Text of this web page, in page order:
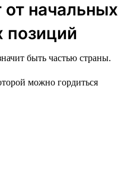
начальных
позиций
быть частью страны.